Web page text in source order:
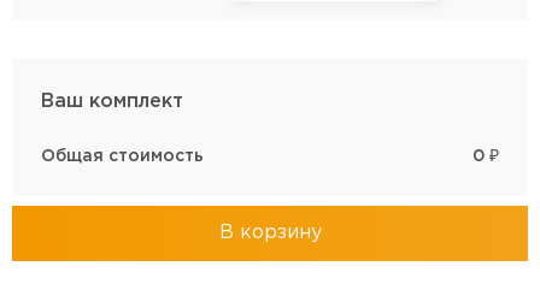
Ваш комплект
Общая стоимость 0 ₽
В корзину